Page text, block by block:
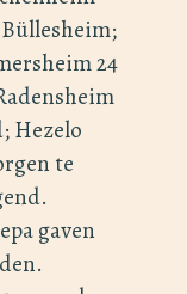
24
Hezelo
te
gaven